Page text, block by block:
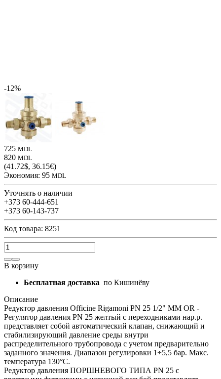
-12%
725 MDL
820 MDL
(41.72$, 36.15€)
Экономия: 95 MDL
Уточнять о наличии
+373 60-444-651
+373 60-143-737
Код товара: 8251
В корзину
Бесплатная доставка по Кишинёву
Описание
Редуктор давления Officine Rigamoni PN 25 1/2" MM OR -
Регулятор давления PN 25 желтый с переходниками нар.р.
представляет собой автоматический клапан, снижающий и
стабилизирующий давление среды внутри
распределительного трубопровода с учетом предварительно
заданного значения. Диапазон регулировки 1÷5,5 бар. Макс.
температура 130°C.
Редуктор давления ПОРШНЕВОГО ТИПА PN 25 с